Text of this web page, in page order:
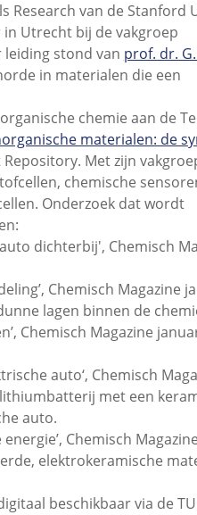
Research van de Stanford
Utrecht bij de vakgroep
leiding stond van prof. dr.
in materialen die een
chemie aan de
materialen: de
Met zijn
chemische
Onderzoek dat wordt
dichterbij', Chemisch
Chemisch Magazine
lagen binnen de
Chemisch Magazine
auto‘, Chemisch
met een
auto.
Chemisch
elektrokeramische
beschikbaar via de